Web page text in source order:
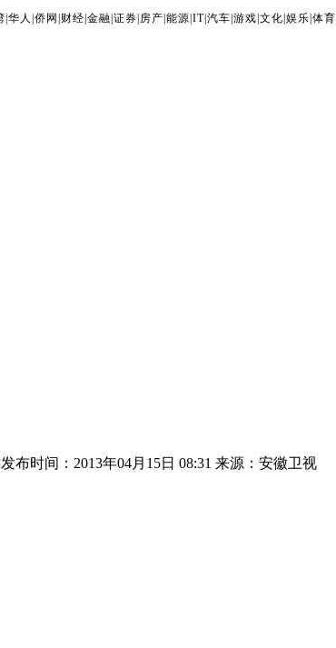
华人 侨网 财经 金融 证券 房产 能源 IT| 汽车 游戏 文化 娱乐 体育
发布时间：2013年04月15日 08:31 来源：安徽卫视